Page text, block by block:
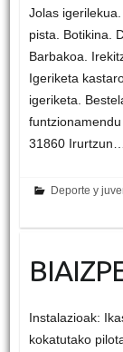
Jolas
pista. Botikina.
Barbakoa.
Igeriketa
igeriketa.
31860 Irurtzun…
Deporte y
Instalazioak:
kokatutako